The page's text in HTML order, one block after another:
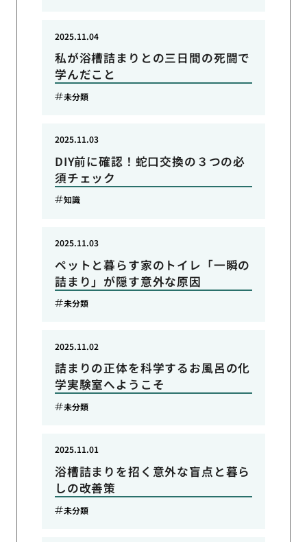
私が浴槽詰まりとの三日間の死闘で
学んだこと
2025.11.04
未分類
DIY前に確認！蛇口交換の３つの必
須チェック
2025.11.03
知識
ペットと暮らす家のトイレ「一瞬の
詰まり」が隠す意外な原因
2025.11.03
未分類
詰まりの正体を科学するお風呂の化
学実験室へようこそ
2025.11.02
未分類
浴槽詰まりを招く意外な盲点と暮ら
しの改善策
2025.11.01
未分類